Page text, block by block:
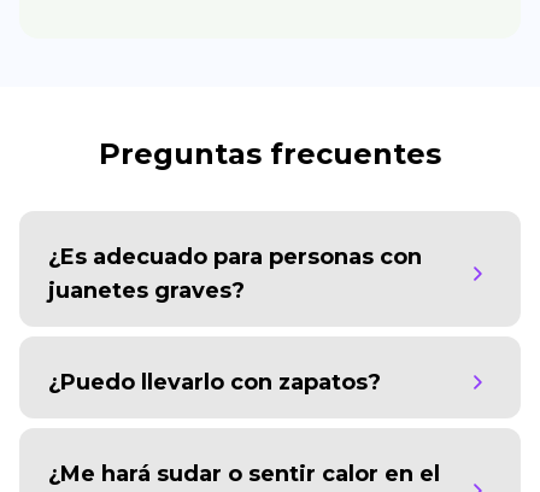
Preguntas frecuentes
¿Es adecuado para personas con
juanetes graves?
¿Puedo llevarlo con zapatos?
¿Me hará sudar o sentir calor en el